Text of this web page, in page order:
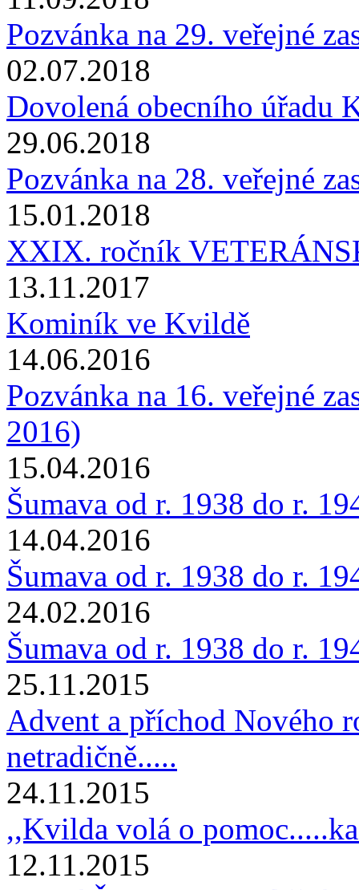
Pozvánka na 29. veřejné
02.07.2018
Dovolená obecního úřadu
29.06.2018
Pozvánka na 28. veřejné
15.01.2018
XXIX. ročník
13.11.2017
Kominík ve Kvildě
14.06.2016
Pozvánka na 16. veřejné
2016)
15.04.2016
Šumava od r. 1938 do r.
14.04.2016
Šumava od r. 1938 do r.
24.02.2016
Šumava od r. 1938 do r.
25.11.2015
Advent a příchod Nového
netradičně.....
24.11.2015
,,Kvilda volá o
12.11.2015